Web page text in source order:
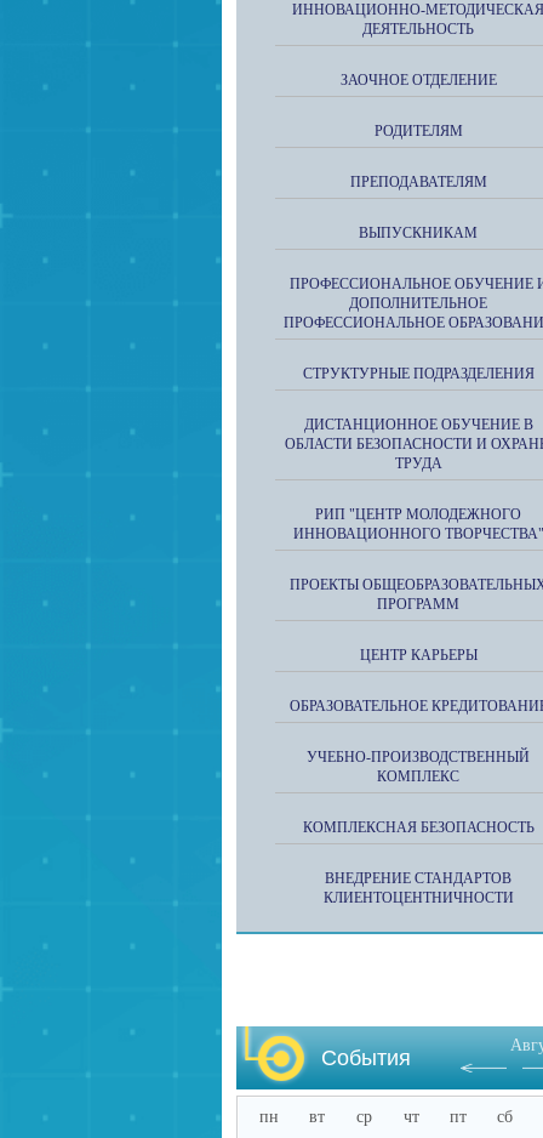
ИННОВАЦИОННО-МЕТОДИЧЕСКАЯ
ДЕЯТЕЛЬНОСТЬ
ЗАОЧНОЕ ОТДЕЛЕНИЕ
РОДИТЕЛЯМ
ПРЕПОДАВАТЕЛЯМ
ВЫПУСКНИКАМ
ПРОФЕССИОНАЛЬНОЕ ОБУЧЕНИЕ
ДОПОЛНИТЕЛЬНОЕ
ПРОФЕССИОНАЛЬНОЕ
СТРУКТУРНЫЕ ПОДРАЗДЕЛЕНИЯ
ДИСТАНЦИОННОЕ ОБУЧЕНИЕ В
ОБЛАСТИ БЕЗОПАСНОСТИ И
ТРУДА
РИП "ЦЕНТР МОЛОДЕЖНОГО
ИННОВАЦИОННОГО ТВОРЧЕСТВА"
ПРОЕКТЫ
ПРОГРАММ
ЦЕНТР КАРЬЕРЫ
ОБРАЗОВАТЕЛЬНОЕ
УЧЕБНО-ПРОИЗВОДСТВЕННЫЙ
КОМПЛЕКС
КОМПЛЕКСНАЯ БЕЗОПАСНОСТЬ
ВНЕДРЕНИЕ СТАНДАРТОВ
КЛИЕНТОЦЕНТНИЧНОСТИ
События
пн вт ср чт пт сб